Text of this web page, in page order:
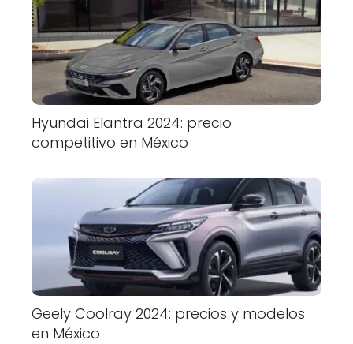
Hyundai Elantra 2024: precio
competitivo en México
Geely Coolray 2024: precios y modelos
en México